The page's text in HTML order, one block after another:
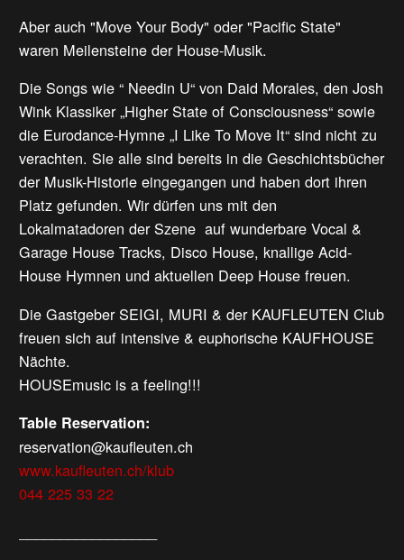
Aber auch "Move Your Body" oder "Pacific State"
waren Meilensteine der House-Musik.
Die Songs wie “ Needin U“ von Daid Morales, den Josh
Wink Klassiker „Higher State of Consciousness“ sowie
die Eurodance-Hymne „I Like To Move It“ sind nicht zu
verachten. Sie alle sind bereits in die Geschichtsbücher
der Musik-Historie eingegangen und haben dort ihren
Platz gefunden. Wir dürfen uns mit den
Lokalmatadoren der Szene auf wunderbare Vocal &
Garage House Tracks, Disco House, knallige Acid-
House Hymnen und aktuellen Deep House freuen.
Die Gastgeber SEIGI, MURI & der KAUFLEUTEN Club
freuen sich auf intensive & euphorische KAUFHOUSE
Nächte.
HOUSEmusic is a feeling!!!
Table Reservation:
reservation@kaufleuten.ch
www.kaufleuten.ch/klub
044 225 33 22